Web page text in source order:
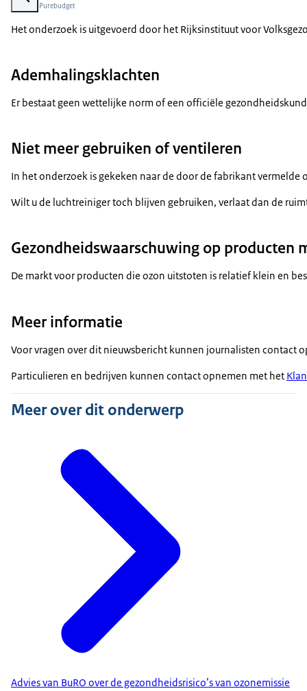
Beeld: © Purebudget
Het onderzoek is uitgevoerd door het Rijksinstituut voor
Ademhalingsklachten
Er bestaat geen wettelijke norm of een officiële
Niet meer gebruiken of ventileren
In het onderzoek is gekeken naar de door de fabrikant
Wilt u de luchtreiniger toch blijven gebruiken, verlaat dan de
Gezondheidswaarschuwing op producten
De markt voor producten die ozon uitstoten is relatief klein en
Meer informatie
Voor vragen over dit nieuwsbericht kunnen journalisten contact
Particulieren en bedrijven kunnen contact opnemen met het
Meer over dit onderwerp
Advies van BuRO over de gezondheidsrisico’s van ozonemissie